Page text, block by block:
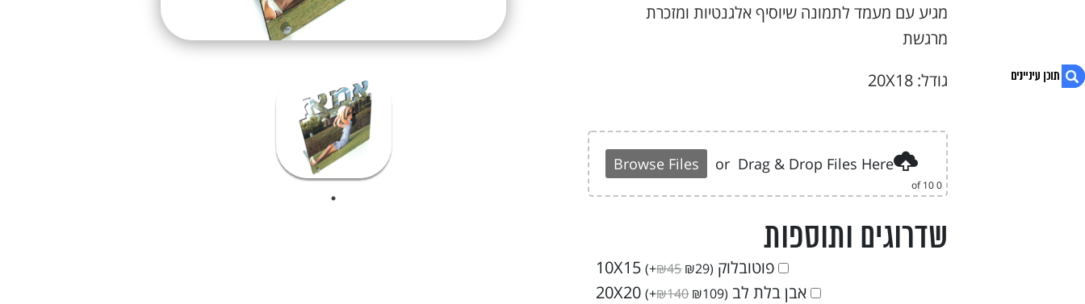
מגיע עם מעמד לתמונה שיוסיף אלגנטיות ומזכרת
מרגשת
גודל: 20X18
Drag & Drop Files Here
or
Browse Files
0
of 10
שדרוגים ותוספות
פוטובלוק 10X15 (+₪45 ₪29)
אבן בלת לב 20X20 (+₪140 ₪109)